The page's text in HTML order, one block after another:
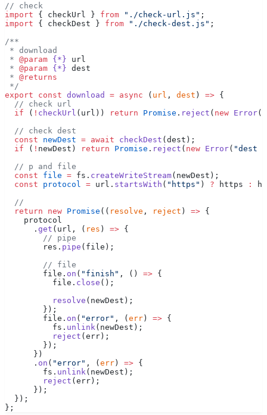
// check
import { checkUrl } from "./check-url.js" ;
import { checkDest } from "./check-dest.js" ;
/**
* download
* @param {*} url
* @param {*} dest
* @returns
*/
export const download = async ( url , dest ) => {
  // check url
  if
( ! checkUrl (url)) return Promise . reject ( new Error(
  // check dest
  const
newDest = await checkDest (dest);
  if
( ! newDest) return Promise . reject ( new Error( "dest
  // p and file
  const
file = fs. createWriteStream(newDest);
  const
protocol = url. startsWith ( "https" ) ? https :
  //
  return
new Promise (( resolve , reject ) => {
    protocol
      .
get (url, ( res ) => {
        // pipe
        res.
pipe (file);
        // file
        file.
on ( "finish" , () => {
          file.
close ();
          resolve
(newDest);
        });
        file.
on ( "error" , ( err ) => {
          fs.
unlink (newDest);
          reject
(err);
        });
      })
      .
on ( "error" , ( err ) => {
        fs.
unlink (newDest);
        reject
(err);
      });
  });
};